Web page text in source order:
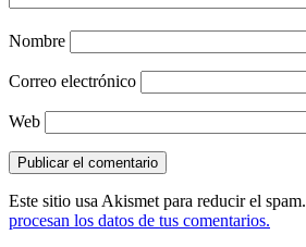
Nombre
Correo electrónico
Web
Este sitio usa Akismet para reducir el spam.
procesan los datos de tus comentarios.